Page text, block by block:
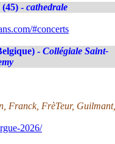
(45) - cathedrale
#concerts
- Collégiale Saint-
Franck, FrèTeur,
2026/